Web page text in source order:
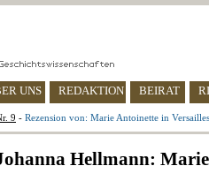
UNS REDAKTION BEIRAT
9 - Rezension von: Marie Antoinette in Versailles
Hellmann: